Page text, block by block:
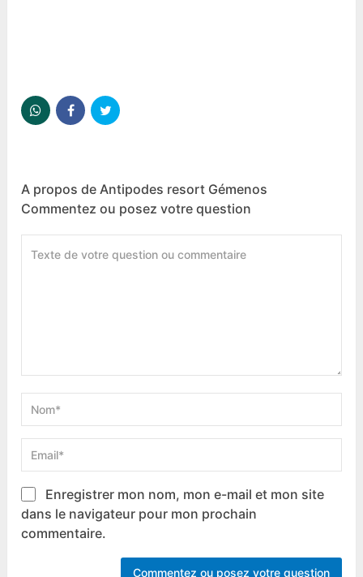
A propos de Antipodes resort Gémenos
Commentez ou posez votre question
Enregistrer mon nom, mon e-mail et mon site
dans le navigateur pour mon prochain
commentaire.